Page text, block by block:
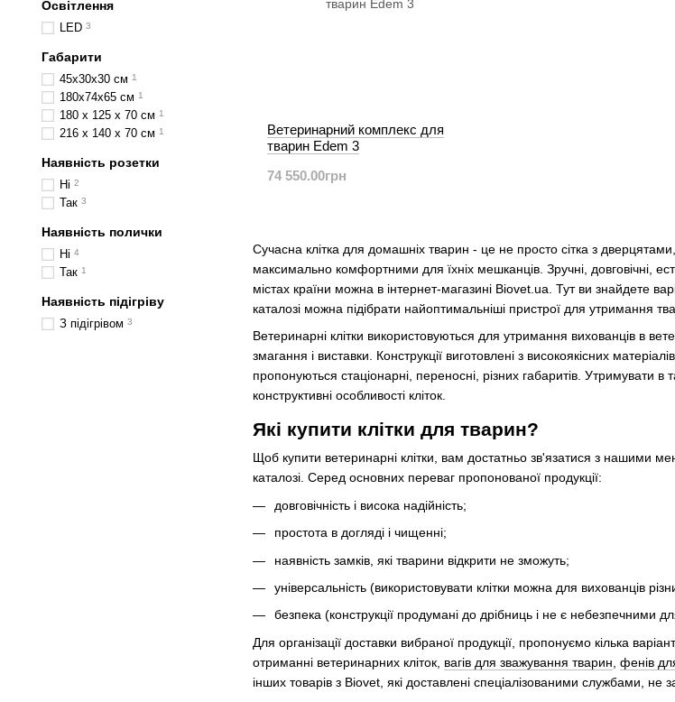
Сучасна клітка для домашніх тварин - це не просто сітка з
максимально комфортними для їхніх мешканців. Зручні, довговічні,
містах країни можна в інтернет-магазині Biovet.ua. Тут ви знайдете
каталозі можна підібрати найоптимальніші пристрої для утримання
Ветеринарні клітки використовуються для утримання вихованців в
змагання і виставки. Конструкції виготовлені з високоякісних
пропонуються стаціонарні, переносні, різних габаритів. Утримувати в
конструктивні особливості кліток.
Які купити клітки для тварин?
Щоб купити ветеринарні клітки, вам достатньо зв'язатися з
каталозі. Серед основних переваг пропонованої продукції:
довговічність і висока надійність;
простота в догляді і чищенні;
наявність замків, які тварини відкрити не зможуть;
універсальність (використовувати клітки можна для вихованців
безпека (конструкції продумані до дрібниць і не є небезпечними
Для організації доставки вибраної продукції, пропонуємо кілька
отриманні ветеринарних кліток, вагів для зважування тварин фенів
інших товарів з Biovet, які доставлені спеціалізованими службами, не
Ветеринарний комплекс для
тварин Edem 3
74 550.00грн
Освітлення
LED 3
Габарити
45х30х30 см 1
180х74х65 см 1
180 х 125 х 70 см 1
216 х 140 х 70 см 1
Наявність розетки
Ні 2
Так 3
Наявність полички
Ні 4
Так 1
Наявність підігріву
З підігрівом 3